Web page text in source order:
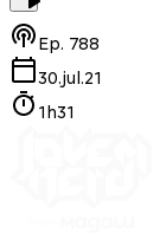
Ep. 788
30.jul.21
1h31